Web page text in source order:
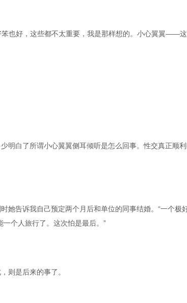
笨也好，这些都不太重要，我是那样想的。小心翼翼——
明白了所谓小心翼翼侧耳倾听是怎么回事。性交真正顺
她告诉我自己预定两个月后和单位的同事结婚。“一个极
个人旅行了。这次怕是最后。”
则是后来的事了。